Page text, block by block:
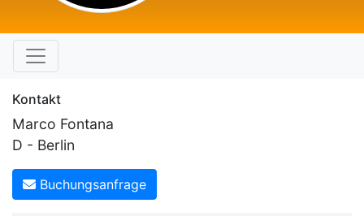
Kontakt
Marco Fontana
D - Berlin
Buchungsanfrage